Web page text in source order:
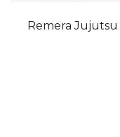
20% OFF
Remera Jujutsu